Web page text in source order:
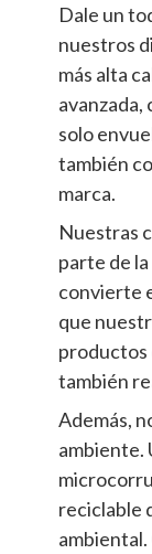
Dale un
nuestros
más alta
avanzada,
solo
también
marca.
Nuestras
parte de
convierte
que
productos
también
Además,
ambiente.
reciclable
ambiental.